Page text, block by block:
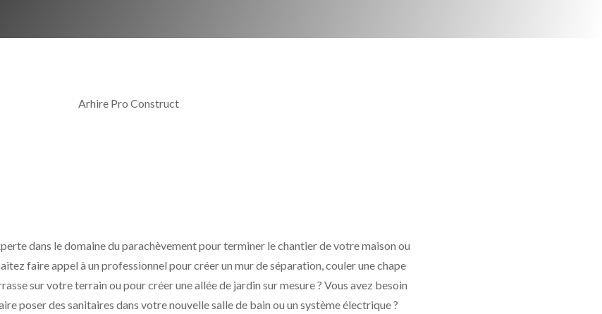
Arhire Pro Construct
dans le domaine du parachèvement pour terminer le chantier de votre maison ou
faire appel à un professionnel pour créer un mur de séparation, couler une chape
sur votre terrain ou pour créer une allée de jardin sur mesure ? Vous avez besoin
poser des sanitaires dans votre nouvelle salle de bain ou un système électrique ?